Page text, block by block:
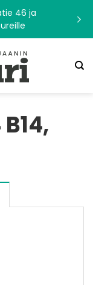
46 ja